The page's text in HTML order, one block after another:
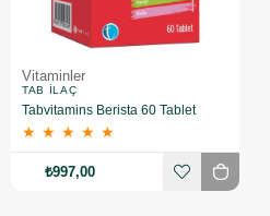
Vitaminler
TAB İLAÇ
Tabvitamins Berista 60 Tablet
★ ★ ★ ★ ★
₺997,00